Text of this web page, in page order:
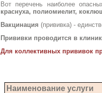
Вот перечень наиболее
краснуха, полиомиелит,
Вакцинация (прививка) -
Прививки проводится в
Для коллективных прививок
Наименование услуги